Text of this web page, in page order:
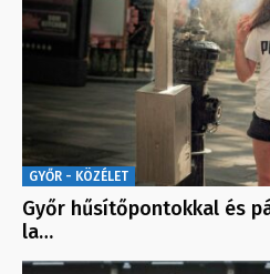
GYŐR - KÖZÉLET
Győr hűsítőpontokkal és
la…